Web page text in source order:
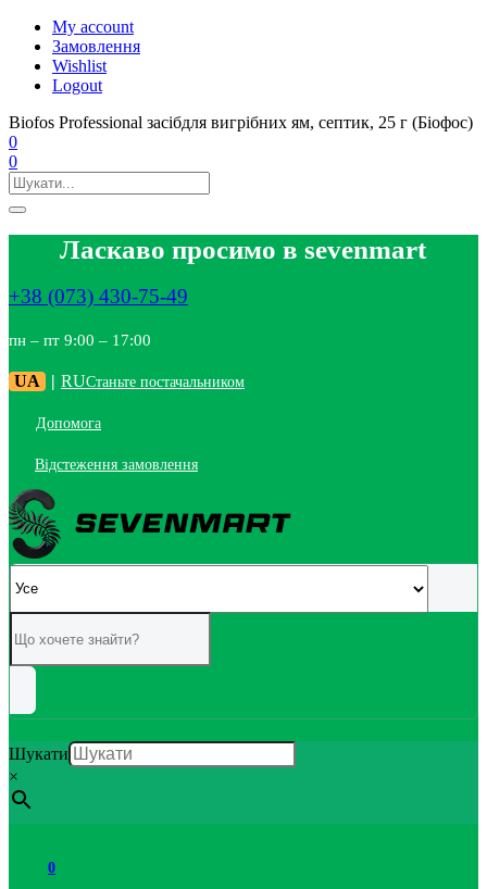
My account
Замовлення
Wishlist
Logout
Biofos Professional засібдля вигрібних ям, септик, 25 г (Біофос)
0
0
Ласкаво просимо в sevenmart
+38 (073) 430-75-49
пн – пт 9:00 – 17:00
UA | RUСтаньте постачальником
Допомога
Відстеження замовлення
Шукати
×
0